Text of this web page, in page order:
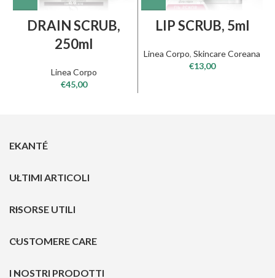
DRAIN SCRUB,
250ml
Linea Corpo
€45,00
LIP SCRUB, 5ml
Linea Corpo, Skincare Coreana
€13,00
EKANTÉ
ULTIMI ARTICOLI
RISORSE UTILI
CUSTOMERE CARE
I NOSTRI PRODOTTI